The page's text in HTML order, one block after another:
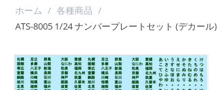
ホーム / 各種商品 /
ATS-8005 1/24 ナンバープレートセット (デカール)